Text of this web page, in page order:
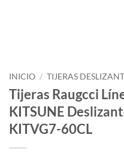
INICIO / TIJERAS
Tijeras Raugcci
KITSUNE
KITVG7-60CL